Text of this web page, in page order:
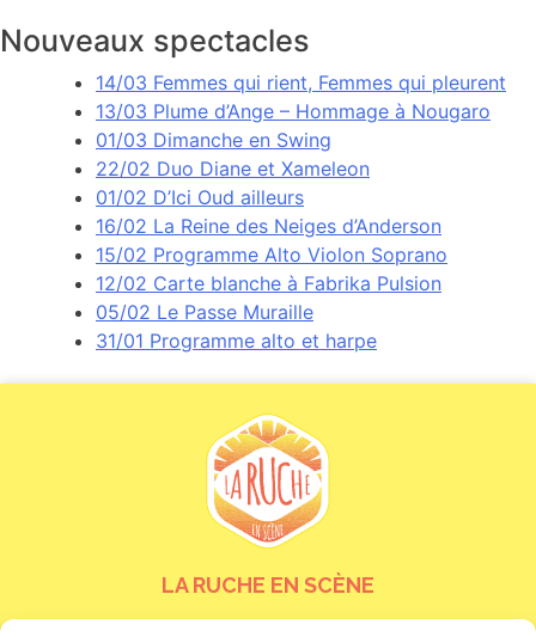
l’article
Nouveaux spectacles
14/03 Femmes qui rient, Femmes qui pleurent
13/03 Plume d’Ange – Hommage à Nougaro
01/03 Dimanche en Swing
22/02 Duo Diane et Xameleon
01/02 D’Ici Oud ailleurs
16/02 La Reine des Neiges d’Anderson
15/02 Programme Alto Violon Soprano
12/02 Carte blanche à Fabrika Pulsion
05/02 Le Passe Muraille
31/01 Programme alto et harpe
LA RUCHE EN SCÈNE